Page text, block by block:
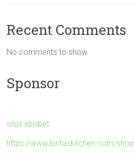
Recent Comments
No comments to show.
Sponsor
situs sbobet
https://www.bintaskitchen.com/shop